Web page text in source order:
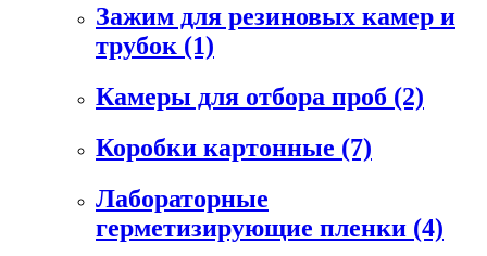
Зажим для резиновых камер и
трубок (1)
Камеры для отбора проб (2)
Коробки картонные (7)
Лабораторные
герметизирующие пленки (4)